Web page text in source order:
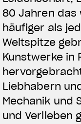
80 Jahren das
häufiger als
Weltspitze
Kunstwerke in
Liebhabern
Mechanik und
und Verlieben